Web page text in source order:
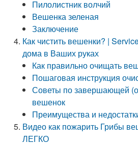
Пилолистник волчий
Вешенка зеленая
Заключение
Как чистить вешенки? |
дома в Ваших руках
Как правильно очищать
Пошаговая инструкция
Советы по завершающей
вешенок
Преимущества и
Видео как пожарить Грибы
ЛЕГКО